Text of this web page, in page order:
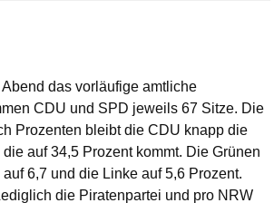
das vorläufige amtliche
CDU und SPD jeweils 67 Sitze. Die
Prozenten bleibt die CDU knapp die
auf 34,5 Prozent kommt. Die Grünen
6,7 und die Linke auf 5,6 Prozent.
die Piratenpartei und pro NRW